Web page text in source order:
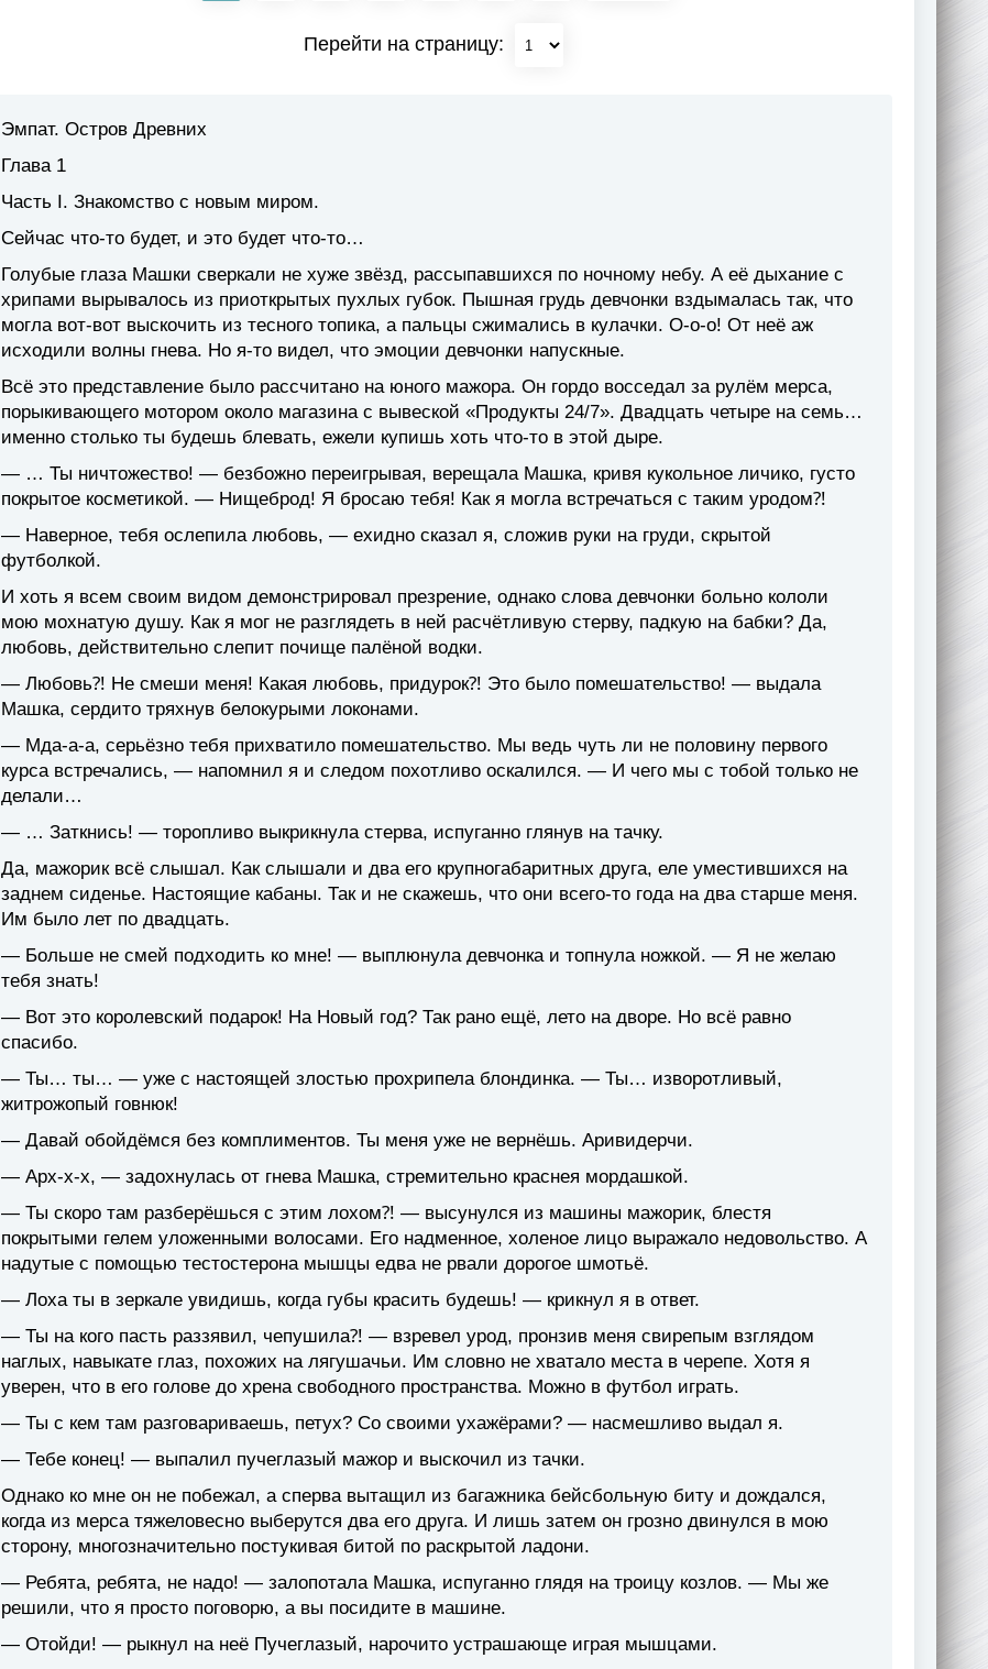
Перейти на страницу:
Эмпат. Остров Древних
Глава 1
Часть I. Знакомство с новым миром.
Сейчас что-то будет, и это будет что-то…
Голубые глаза Машки сверкали не хуже звёзд, рассыпавшихся по ночному небу. А её дыхание с
хрипами вырывалось из приоткрытых пухлых губок. Пышная грудь девчонки вздымалась так, что
могла вот-вот выскочить из тесного топика, а пальцы сжимались в кулачки. О-о-о! От неё аж
исходили волны гнева. Но я-то видел, что эмоции девчонки напускные.
Всё это представление было рассчитано на юного мажора. Он гордо восседал за рулём мерса,
порыкивающего мотором около магазина с вывеской «Продукты 24/7». Двадцать четыре на семь…
именно столько ты будешь блевать, ежели купишь хоть что-то в этой дыре.
— … Ты ничтожество! — безбожно переигрывая, верещала Машка, кривя кукольное личико, густо
покрытое косметикой. — Нищеброд! Я бросаю тебя! Как я могла встречаться с таким уродом⁈
— Наверное, тебя ослепила любовь, — ехидно сказал я, сложив руки на груди, скрытой
футболкой.
И хоть я всем своим видом демонстрировал презрение, однако слова девчонки больно кололи
мою мохнатую душу. Как я мог не разглядеть в ней расчётливую стерву, падкую на бабки? Да,
любовь, действительно слепит почище палёной водки.
— Любовь⁈ Не смеши меня! Какая любовь, придурок⁈ Это было помешательство! — выдала
Машка, сердито тряхнув белокурыми локонами.
— Мда-а-а, серьёзно тебя прихватило помешательство. Мы ведь чуть ли не половину первого
курса встречались, — напомнил я и следом похотливо оскалился. — И чего мы с тобой только не
делали…
— … Заткнись! — торопливо выкрикнула стерва, испуганно глянув на тачку.
Да, мажорик всё слышал. Как слышали и два его крупногабаритных друга, еле уместившихся на
заднем сиденье. Настоящие кабаны. Так и не скажешь, что они всего-то года на два старше меня.
Им было лет по двадцать.
— Больше не смей подходить ко мне! — выплюнула девчонка и топнула ножкой. — Я не желаю
тебя знать!
— Вот это королевский подарок! На Новый год? Так рано ещё, лето на дворе. Но всё равно
спасибо.
— Ты… ты… — уже с настоящей злостью прохрипела блондинка. — Ты… изворотливый,
житрожопый говнюк!
— Давай обойдёмся без комплиментов. Ты меня уже не вернёшь. Аривидерчи.
— Арх-х-х, — задохнулась от гнева Машка, стремительно краснея мордашкой.
— Ты скоро там разберёшься с этим лохом⁈ — высунулся из машины мажорик, блестя
покрытыми гелем уложенными волосами. Его надменное, холеное лицо выражало недовольство. А
надутые с помощью тестостерона мышцы едва не рвали дорогое шмотьё.
— Лоха ты в зеркале увидишь, когда губы красить будешь! — крикнул я в ответ.
— Ты на кого пасть раззявил, чепушила⁈ — взревел урод, пронзив меня свирепым взглядом
наглых, навыкате глаз, похожих на лягушачьи. Им словно не хватало места в черепе. Хотя я
уверен, что в его голове до хрена свободного пространства. Можно в футбол играть.
— Ты с кем там разговариваешь, петух? Со своими ухажёрами? — насмешливо выдал я.
— Тебе конец! — выпалил пучеглазый мажор и выскочил из тачки.
Однако ко мне он не побежал, а сперва вытащил из багажника бейсбольную биту и дождался,
когда из мерса тяжеловесно выберутся два его друга. И лишь затем он грозно двинулся в мою
сторону, многозначительно постукивая битой по раскрытой ладони.
— Ребята, ребята, не надо! — залопотала Машка, испуганно глядя на троицу козлов. — Мы же
решили, что я просто поговорю, а вы посидите в машине.
— Отойди! — рыкнул на неё Пучеглазый, нарочито устрашающе играя мышцами.